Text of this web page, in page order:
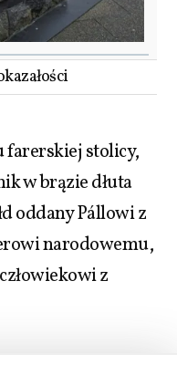
farerskiej stolicy,
w brązie dłuta
oddany Pállowi z
narodowemu,
z